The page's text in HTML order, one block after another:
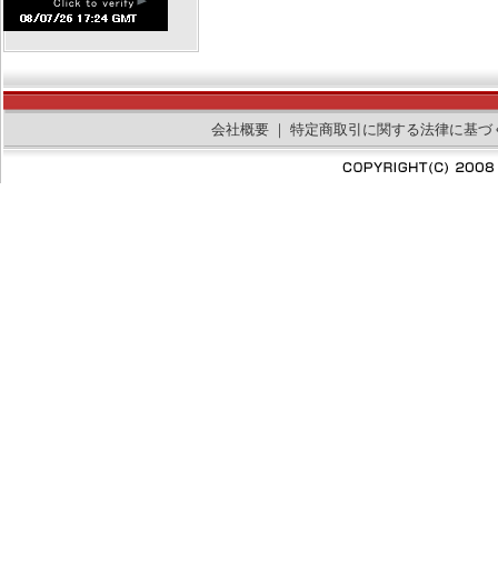
会社概要｜ 特定商取引に関する法律に基づ